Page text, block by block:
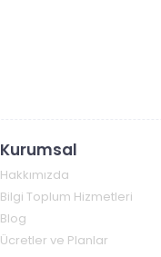
Kurumsal
Hakkımızda
Bilgi Toplum Hizmetleri
Blog
Ücretler ve Planlar